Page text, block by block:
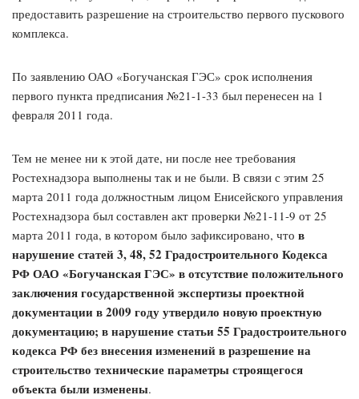
предоставить разрешение на строительство первого пускового
комплекса.
По заявлению ОАО «Богучанская ГЭС» срок исполнения
первого пункта предписания №21-1-33 был перенесен на 1
февраля 2011 года.
Тем не менее ни к этой дате, ни после нее требования
Ростехнадзора выполнены так и не были. В связи с этим 25
марта 2011 года должностным лицом Енисейского управления
Ростехнадзора был составлен акт проверки №21-11-9 от 25
марта 2011 года, в котором было зафиксировано, что в
нарушение статей 3, 48, 52 Градостроительного Кодекса
РФ ОАО «Богучанская ГЭС» в отсутствие положительного
заключения государственной экспертизы проектной
документации в 2009 году утвердило новую проектную
документацию; в нарушение статьи 55 Градостроительного
кодекса РФ без внесения изменений в разрешение на
строительство технические параметры строящегося
объекта были изменены.